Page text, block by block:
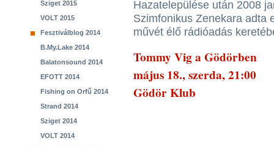
Sziget 2015
VOLT 2015
Fesztiválblog 2014
B.My.Lake 2014
Balatonsound 2014
EFOTT 2014
Fishing on Orfű 2014
Strand 2014
Sziget 2014
VOLT 2014
Hazatelepülése után 2008
Szimfonikus Zenekara adta
művét élő rádióadás
Tommy Vig a Gödörben
május 18., szerda, 21:00
Gödör Klub